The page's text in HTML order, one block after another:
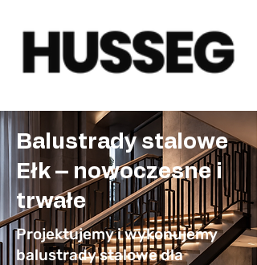
Balustrady stalowe
Ełk – nowoczesne i
trwałe
Projektujemy i wykonujemy
balustrady stalowe dla